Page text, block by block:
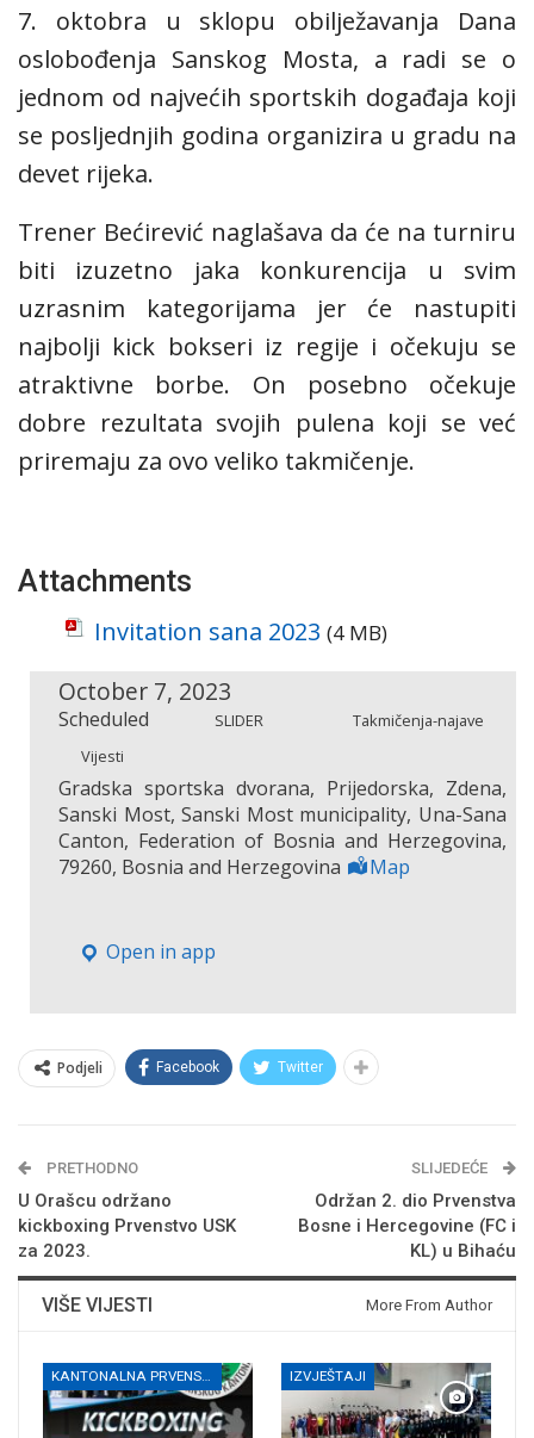
7. oktobra u sklopu obilježavanja Dana
oslobođenja Sanskog Mosta, a radi se o
jednom od najvećih sportskih događaja koji
se posljednjih godina organizira u gradu na
devet rijeka.
Trener Bećirević naglašava da će na turniru
biti izuzetno jaka konkurencija u svim
uzrasnim kategorijama jer će nastupiti
najbolji kick bokseri iz regije i očekuju se
atraktivne borbe. On posebno očekuje
dobre rezultata svojih pulena koji se već
priremaju za ovo veliko takmičenje.
Attachments
Invitation sana 2023 (4 MB)
October 7, 2023
Scheduled SLIDER
Takmičenja-najave
Vijesti
Gradska sportska dvorana, Prijedorska, Zdena,
Sanski Most, Sanski Most municipality, Una-Sana
Canton, Federation of Bosnia and Herzegovina,
79260, Bosnia and Herzegovina
Map
Open in app
Podjeli Facebook Twitter
PRETHODNO
U Orašcu održano
kickboxing Prvenstvo USK
za 2023.
SLIJEDEĆE
Održan 2. dio Prvenstva
Bosne i Hercegovine (FC i
KL) u Bihaću
VIŠE VIJESTI More From Author
IZVJEŠTAJI